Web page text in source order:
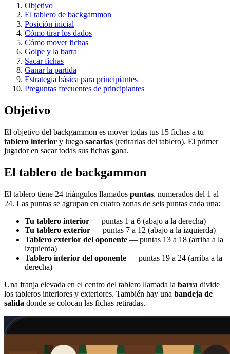
Objetivo
El tablero de backgammon
Posición inicial
Cómo tirar los dados
Cómo mover fichas
Golpe y la barra
Sacar fichas
Ganar la partida
Estrategia básica para principiantes
Preguntas frecuentes de principiantes
Objetivo
El objetivo del backgammon es mover todas tus 15 fichas a tu
tablero interior y luego sacarlas (retirarlas del tablero). El primer
jugador en sacar todas sus fichas gana.
El tablero de backgammon
El tablero tiene 24 triángulos llamados puntas, numerados del 1 al
24. Las puntas se agrupan en cuatro zonas de seis puntas cada una:
Tu tablero interior — puntas 1 a 6 (abajo a la derecha)
Tu tablero exterior — puntas 7 a 12 (abajo a la izquierda)
Tablero exterior del oponente — puntas 13 a 18 (arriba a la
izquierda)
Tablero interior del oponente — puntas 19 a 24 (arriba a la
derecha)
Una franja elevada en el centro del tablero llamada la barra divide
los tableros interiores y exteriores. También hay una bandeja de
salida donde se colocan las fichas retiradas.